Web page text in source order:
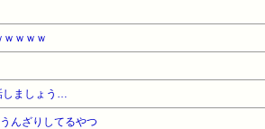
ｗｗｗｗ
しましょう…
んざりしてるやつ